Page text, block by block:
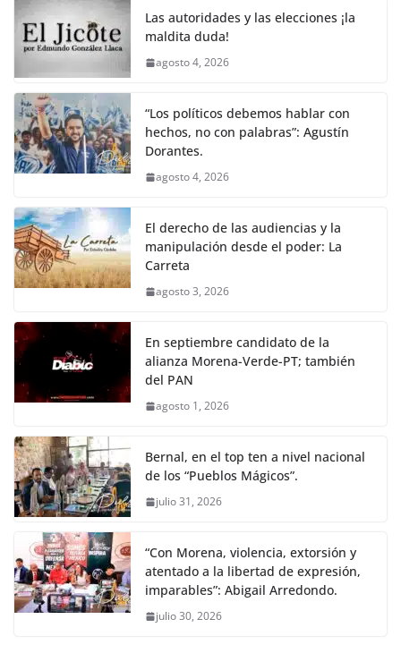
o
k
p k
Las autoridades y las elecciones ¡la
maldita duda!
agosto 4, 2026
“Los políticos debemos hablar con
hechos, no con palabras”: Agustín
Dorantes.
agosto 4, 2026
El derecho de las audiencias y la
manipulación desde el poder: La
Carreta
agosto 3, 2026
En septiembre candidato de la
alianza Morena-Verde-PT; también
del PAN
agosto 1, 2026
Bernal, en el top ten a nivel nacional
de los “Pueblos Mágicos”.
julio 31, 2026
“Con Morena, violencia, extorsión y
atentado a la libertad de expresión,
imparables”: Abigail Arredondo.
julio 30, 2026